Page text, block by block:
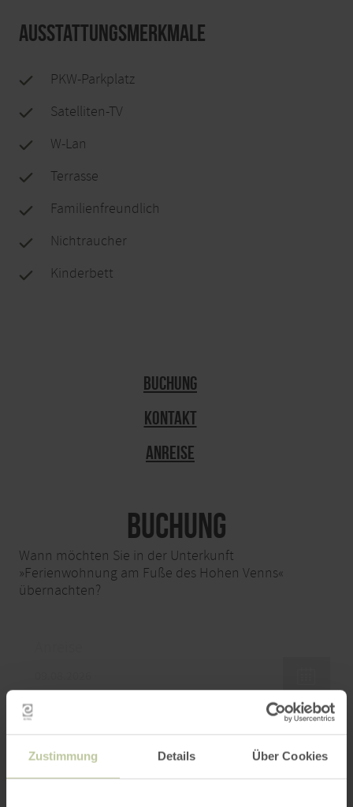
Zustimmung Details Über Cookies
Ausstattungsmerkmale
PKW-Parkplatz
Satelliten-TV
W-Lan
Terrasse
Familienfreundlich
Nichtraucher
Kinderbett
Buchung
Kontakt
Anreise
Buchung
Wann möchten Sie in der Unterkunft
»Ferienwohnung am Fuße des Hohen Venns«
übernachten?
Abreise